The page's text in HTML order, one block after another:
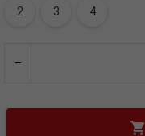
2 3 4